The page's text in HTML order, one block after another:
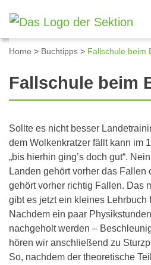
Home > Buchtipps > Fallschule beim
Fallschule beim
Sollte es nicht besser
dem Wolkenkratzer fällt kann im
„bis hierhin ging’s doch gut“.
Landen gehört vorher das Fallen
gehört vorher richtig Fallen. Das
gibt es jetzt ein kleines Lehrbuch
Nachdem ein paar
nachgeholt werden –
hören wir anschließend zu
So, nachdem der theoretische